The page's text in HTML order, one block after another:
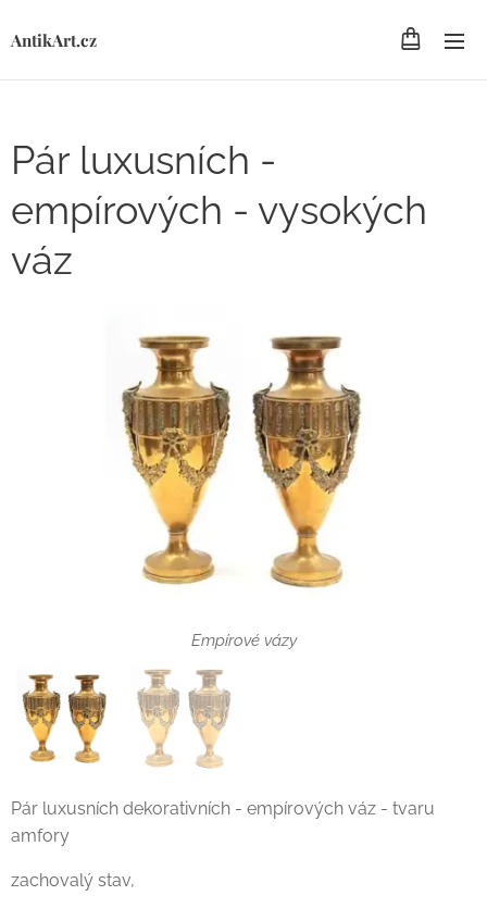
AntikArt.cz
Pár luxusních -
empírových - vysokých
váz
Empírové vázy
Pár luxusních dekorativních - empírových váz - tvaru
amfory
zachovalý stav,